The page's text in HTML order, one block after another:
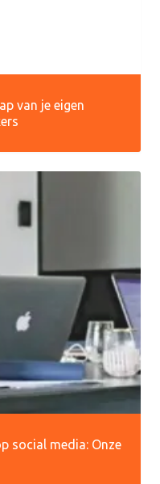
van je eigen
social media: Onze